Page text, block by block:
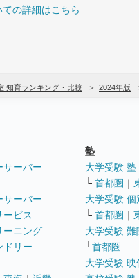
の詳細はこちら
知育ランキング・比較 2024年版
サーバー
サーバー
ービス
ーニング
ドリー
塾
大学受験
└ 首都圏 ｜
大学受験
└ 首都圏 ｜
大学受験
└首都圏
大学受験 映